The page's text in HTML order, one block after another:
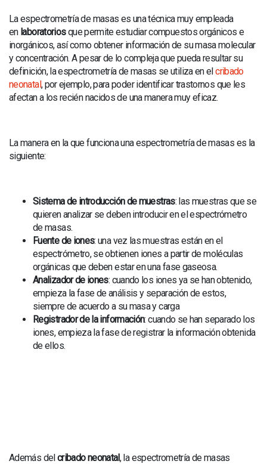
BLOG
RADIOLOGÍA
RESONANCIA MAGNÉTICA
La espectrometría de masas es una técnica muy empleada
en laboratoriosque permite estudiar compuestos orgánicos e
inorgánicos, así como obtener información de su masa molecular
y concentración. A pesar de lo compleja que pueda resultar su
definición, la espectrometría de masas se utiliza en elcribado
neonatal, por ejemplo, para poder identificar trastornos que les
afectan a los recién nacidos de una manera muy eficaz.
La manera en la que funciona una espectrometría de masas es la
siguiente:
Sistema de introducción de muestras: las muestras que se
quieren analizar se deben introducir en el espectrómetro
de masas.
Fuente de iones: una vez las muestras están en el
espectrómetro, se obtienen iones a partir de moléculas
orgánicas que deben estar en una fase gaseosa.
Analizador de iones: cuando los iones ya se han obtenido,
empieza la fase de análisis y separación de estos,
siempre de acuerdo a su masa y carga
Registrador de la información: cuando se han separado los
iones, empieza la fase de registrar la información obtenida
de ellos.
Además delcribado neonatal, la espectrometría de masas